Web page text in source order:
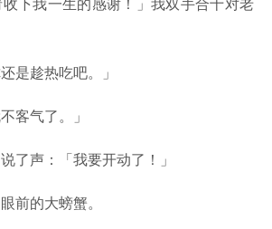
趁热吃吧。」
气了。」
声：「我要开动了！」
的大螃蟹。